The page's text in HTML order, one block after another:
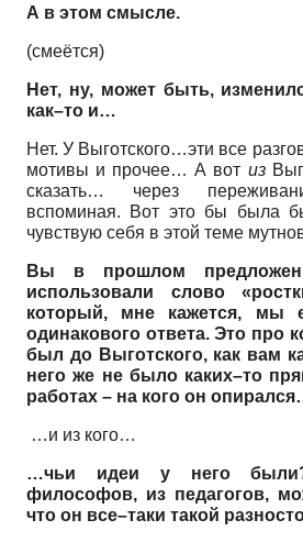
А в этом смысле.
(смеётся)
Нет, ну, может быть,
как–то и…
Нет. У Выготского…эти все
мотивы и прочее… А вот из
сказать… через
вспоминая. Вот это бы была
чувствую себя в этой теме
Вы в прошлом
использовали слово
который, мне кажется, мы
одинакового ответа. Это про
был до Выготского, как вам
него же не было каких–то
работах – на кого он
…и из кого…
…чьи идеи у него
философов, из педагогов,
что он все–таки такой